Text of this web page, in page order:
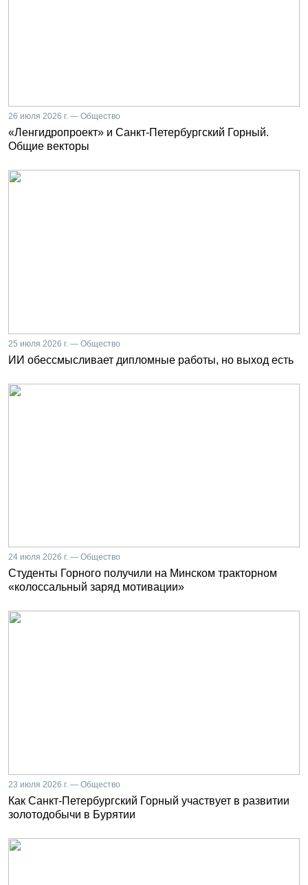
26 июля 2026 г. — Общество
«Ленгидропроект» и Санкт-Петербургский Горный.
Общие векторы
25 июля 2026 г. — Общество
ИИ обессмысливает дипломные работы, но выход есть
24 июля 2026 г. — Общество
Студенты Горного получили на Минском тракторном
«колоссальный заряд мотивации»
23 июля 2026 г. — Общество
Как Санкт-Петербургский Горный участвует в развитии
золотодобычи в Бурятии